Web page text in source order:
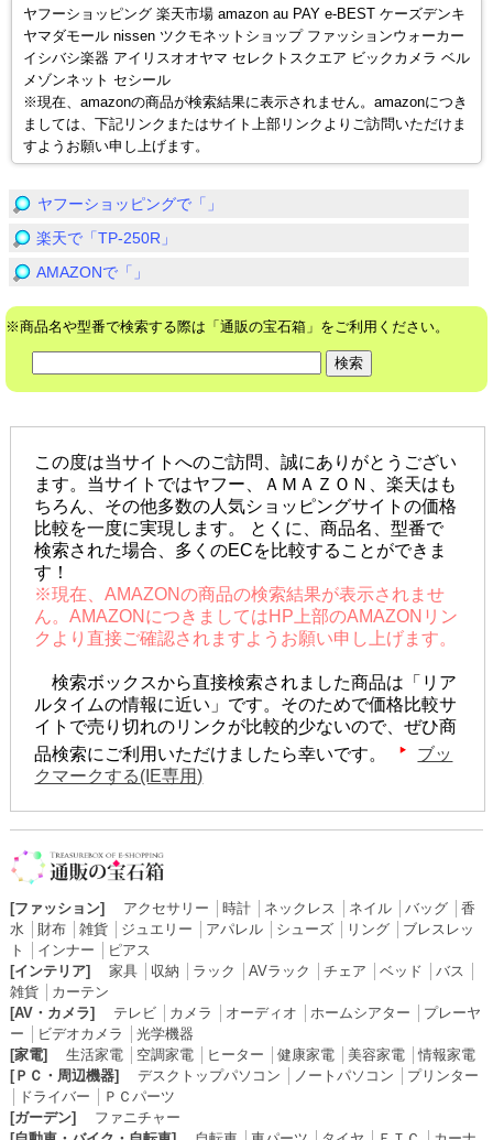
ヤフーショッピング 楽天市場 amazon au PAY e-BEST ケーズデンキ
ヤマダモール nissen ツクモネットショップ ファッションウォーカー
イシバシ楽器 アイリスオオヤマ セレクトスクエア ビックカメラ ベル
メゾンネット セシール
※現在、amazonの商品が検索結果に表示されません。amazonにつき
ましては、下記リンクまたはサイト上部リンクよりご訪問いただけま
すようお願い申し上げます。
ヤフーショッピングで「」
楽天で「TP-250R」
AMAZONで「」
※商品名や型番で検索する際は「通販の宝石箱」をご利用ください。
この度は当サイトへのご訪問、誠にありがとうござい
ます。当サイトではヤフー、ＡＭＡＺＯＮ、楽天はも
ちろん、その他多数の人気ショッピングサイトの価格
比較を一度に実現します。 とくに、商品名、型番で
検索された場合、多くのECを比較することができま
す！
※現在、AMAZONの商品の検索結果が表示されませ
ん。AMAZONにつきましてはHP上部のAMAZONリン
クより直接ご確認されますようお願い申し上げます。
検索ボックスから直接検索されました商品は「リア
ルタイムの情報に近い」です。そのためで価格比較サ
イトで売り切れのリンクが比較的少ないので、ぜひ商
品検索にご利用いただけましたら幸いです。
ブッ
クマークする(IE専用)
[ファッション] アクセサリー 時計│ ネックレス ネイル│ バッグ│ 香
水
財布│ 雑貨│ ジュエリー アパレル│ シューズ│ リング│ ブレスレッ
ト
インナー
ピアス
[インテリア]
家具│ 収納 ラック AVラック チェア ベッド バス
雑貨│ カーテン
[AV・カメラ]
テレビ│ カメラ オーディオ ホームシアター
プレーヤ
ー
ビデオカメラ
光学機器
[家電]
生活家電│ 空調家電│ ヒーター 健康家電│ 美容家電│情報家電
[ＰＣ・周辺機器]
デスクトップパソコン ノートパソコン
プリンター
ドライバー
ＰＣパーツ
[ガーデン]
ファニチャー